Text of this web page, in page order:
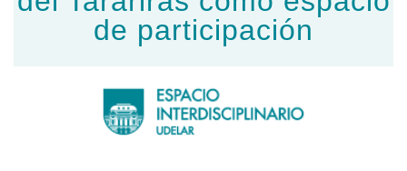
de participación